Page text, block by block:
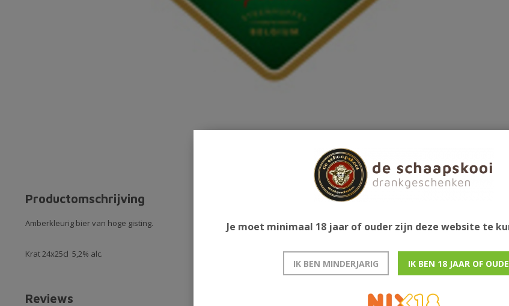
Productomschrijving
Amberkleurig bier van hoge gisting.
Krat 24x25cl 5,2% alc.
Reviews
Je moet minimaal 18 jaar of ouder zijn deze website te
IK BEN MINDERJARIG IK BEN 18 JAAR OF